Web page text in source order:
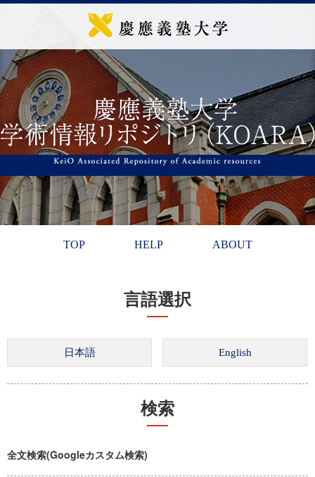
TOP HELP ABOUT
言語選択
検索
全文検索(Googleカスタム検索)